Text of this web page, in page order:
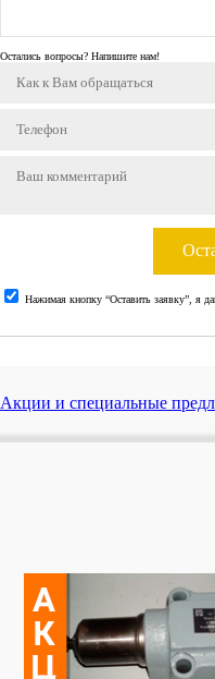
Остались вопросы? Напишите нам!
Нажимая кнопку “Оставить заявку”, я
Акции и специальные